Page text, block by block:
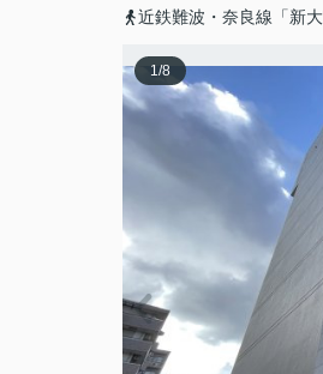
近鉄難波・奈良線「新
1/8